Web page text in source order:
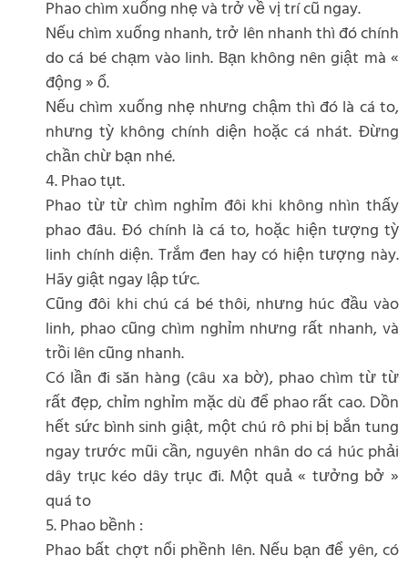
Phao chìm xuống nhẹ và trở về vị trí cũ ngay.
Nếu chìm xuống nhanh, trở lên nhanh thì đó chính
do cá bé chạm vào linh. Bạn không nên giật mà «
động » ổ.
Nếu chìm xuống nhẹ nhưng chậm thì đó là cá to,
nhưng tỳ không chính diện hoặc cá nhát. Đừng
chần chừ bạn nhé.
4. Phao tụt.
Phao từ từ chìm nghỉm đôi khi không nhìn thấy
phao đâu. Đó chính là cá to, hoặc hiện tượng tỳ
linh chính diện. Trắm đen hay có hiện tượng này.
Hãy giật ngay lập tức.
Cũng đôi khi chú cá bé thôi, nhưng húc đầu vào
linh, phao cũng chìm nghỉm nhưng rất nhanh, và
trồi lên cũng nhanh.
Có lần đi săn hàng (câu xa bờ), phao chìm từ từ
rất đẹp, chỉm nghỉm mặc dù để phao rất cao. Dồn
hết sức bình sinh giật, một chú rô phi bị bắn tung
ngay trước mũi cần, nguyên nhân do cá húc phải
dây trục kéo dây trục đi. Một quả « tưởng bở »
quá to
5. Phao bềnh :
Phao bất chợt nổi phềnh lên. Nếu bạn để yên, có